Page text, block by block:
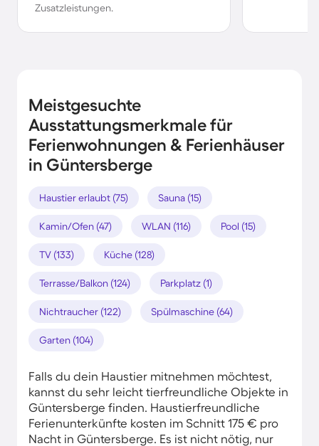
Zusatzleistungen.
Meistgesuchte
Ausstattungsmerkmale für
Ferienwohnungen & Ferienhäuser
in Güntersberge
Haustier erlaubt (75) Sauna (15)
Kamin/Ofen (47) WLAN (116) Pool (15)
TV (133) Küche (128)
Terrasse/Balkon (124) Parkplatz (1)
Nichtraucher (122) Spülmaschine (64)
Garten (104)
Falls du dein Haustier mitnehmen möchtest,
kannst du sehr leicht tierfreundliche Objekte in
Güntersberge finden. Haustierfreundliche
Ferienunterkünfte kosten im Schnitt 175 € pro
Nacht in Güntersberge. Es ist nicht nötig, nur